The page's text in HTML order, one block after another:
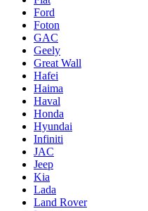
Ford
Foton
GAC
Geely
Great Wall
Hafei
Haima
Haval
Honda
Hyundai
Infiniti
JAC
Jeep
Kia
Lada
Land Rover